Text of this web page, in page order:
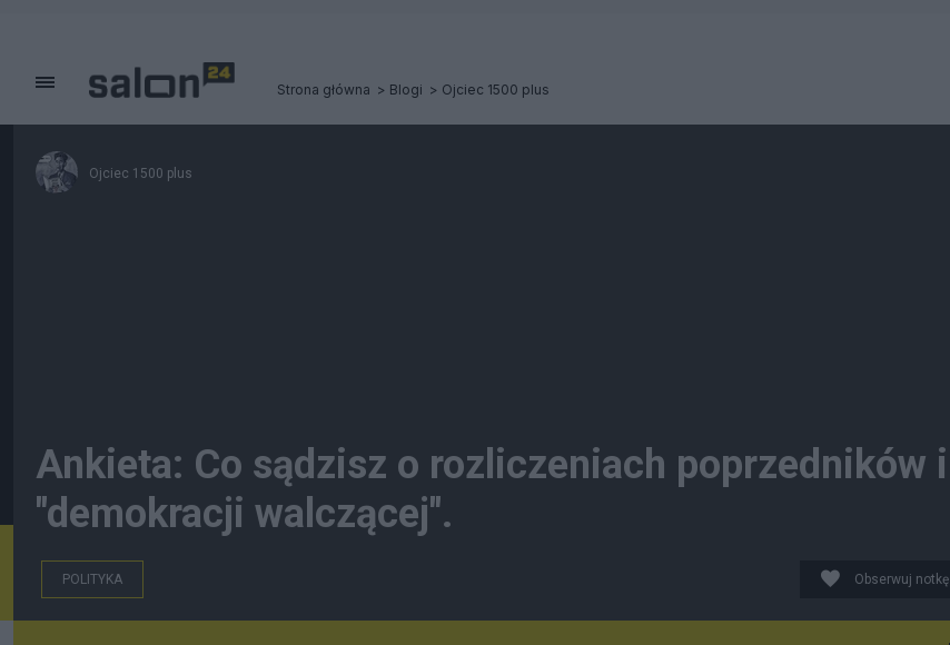
Strona główna Blogi Ojciec 1500 plus
Ojciec 1500 plus
Ankieta: Co sądzisz o rozliczeniach poprzedników i
"demokracji walczącej".
POLITYKA Obserwuj notkę